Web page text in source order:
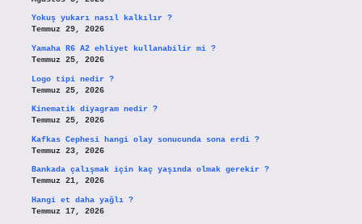
Yokuş yukarı nasıl kalkılır ?
Temmuz 29, 2026
Yamaha R6 A2 ehliyet kullanabilir mi ?
Temmuz 25, 2026
Logo tipi nedir ?
Temmuz 25, 2026
Kinematik diyagram nedir ?
Temmuz 25, 2026
Kafkas Cephesi hangi olay sonucunda sona erdi ?
Temmuz 23, 2026
Bankada çalışmak için kaç yaşında olmak gerekir ?
Temmuz 21, 2026
Hangi et daha yağlı ?
Temmuz 17, 2026